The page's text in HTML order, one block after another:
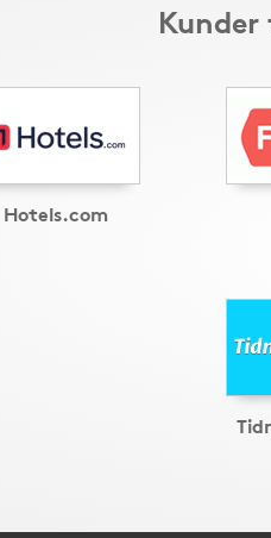
Hotels.com